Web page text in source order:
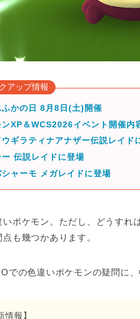
アップ情報
ふかの日 8月8日(土)開催
ンXP＆WCS2026イベント開催内
ウギラティナアナザー伝説レイド
ー 伝説レイドに登場
シャーモ メガレイドに登場
ポケモン。ただし、
どうすれ
点も幾つかあります。
での色違いポケモンの疑問に
情報】